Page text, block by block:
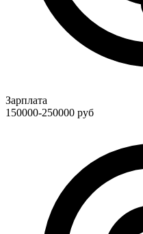
Зарплата
150000-250000 руб